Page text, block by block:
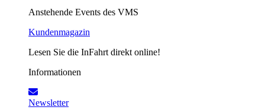
Anstehende Events des VMS
Kundenmagazin
Lesen Sie die InFahrt direkt online!
Informationen
Newsletter